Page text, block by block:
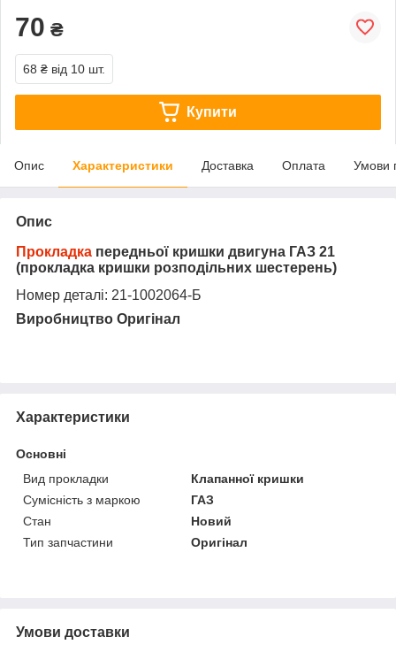
70 ₴
68 ₴ від 10 шт.
Купити
Опис Характеристики Доставка Оплата Умови
Опис
Прокладка передньої кришки двигуна ГАЗ 21
(прокладка кришки розподільних шестерень)
Номер деталі: 21-1002064-Б
Виробництво Оригінал
Характеристики
Основні
Вид прокладки
Клапанної кришки
Сумісність з маркою
ГАЗ
Стан
Новий
Тип запчастини
Оригінал
Умови доставки